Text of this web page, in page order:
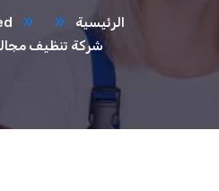
الرئيسية
شركة تنظيف